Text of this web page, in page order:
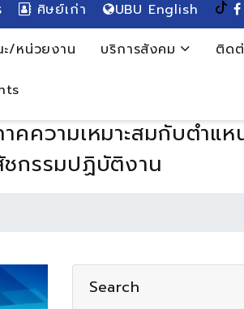
ศิษย์เก่า UBU English
/หน่วยงาน บริการสังคม ติด
คความเหมาะสมกับตำแห
กรรมปฏิบัติงาน
Search